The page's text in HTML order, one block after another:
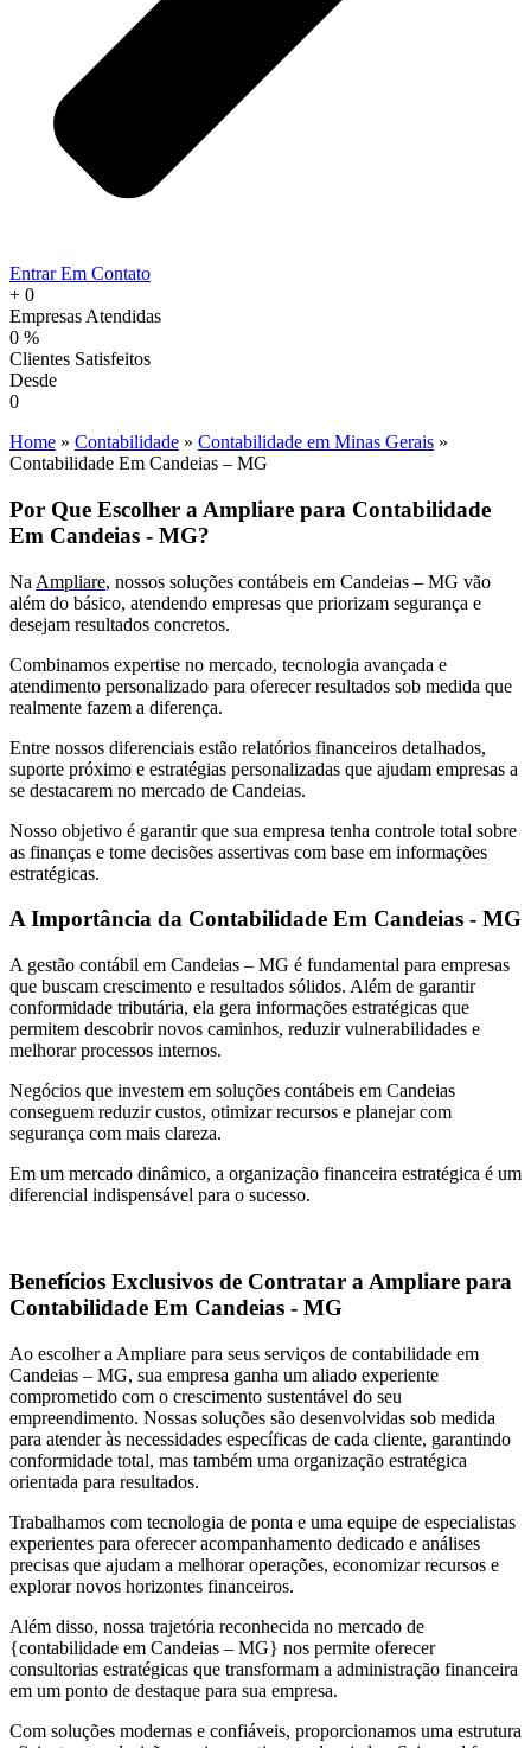
Entrar Em Contato
+ 0
Empresas Atendidas
0 %
Clientes Satisfeitos
Desde
0
Home » Contabilidade » Contabilidade em Minas Gerais »
Contabilidade Em Candeias – MG
Por Que Escolher a Ampliare para Contabilidade
Em Candeias - MG?
Na Ampliare, nossos soluções contábeis em Candeias – MG vão
além do básico, atendendo empresas que priorizam segurança e
desejam resultados concretos.
Combinamos expertise no mercado, tecnologia avançada e
atendimento personalizado para oferecer resultados sob medida que
realmente fazem a diferença.
Entre nossos diferenciais estão relatórios financeiros detalhados,
suporte próximo e estratégias personalizadas que ajudam empresas a
se destacarem no mercado de Candeias.
Nosso objetivo é garantir que sua empresa tenha controle total sobre
as finanças e tome decisões assertivas com base em informações
estratégicas.
A Importância da Contabilidade Em Candeias - MG
A gestão contábil em Candeias – MG é fundamental para empresas
que buscam crescimento e resultados sólidos. Além de garantir
conformidade tributária, ela gera informações estratégicas que
permitem descobrir novos caminhos, reduzir vulnerabilidades e
melhorar processos internos.
Negócios que investem em soluções contábeis em Candeias
conseguem reduzir custos, otimizar recursos e planejar com
segurança com mais clareza.
Em um mercado dinâmico, a organização financeira estratégica é um
diferencial indispensável para o sucesso.
Benefícios Exclusivos de Contratar a Ampliare para
Contabilidade Em Candeias - MG
Ao escolher a Ampliare para seus serviços de contabilidade em
Candeias – MG, sua empresa ganha um aliado experiente
comprometido com o crescimento sustentável do seu
empreendimento. Nossas soluções são desenvolvidas sob medida
para atender às necessidades específicas de cada cliente, garantindo
conformidade total, mas também uma organização estratégica
orientada para resultados.
Trabalhamos com tecnologia de ponta e uma equipe de especialistas
experientes para oferecer acompanhamento dedicado e análises
precisas que ajudam a melhorar operações, economizar recursos e
explorar novos horizontes financeiros.
Além disso, nossa trajetória reconhecida no mercado de
{contabilidade em Candeias – MG} nos permite oferecer
consultorias estratégicas que transformam a administração financeira
em um ponto de destaque para sua empresa.
Com soluções modernas e confiáveis, proporcionamos uma estrutura